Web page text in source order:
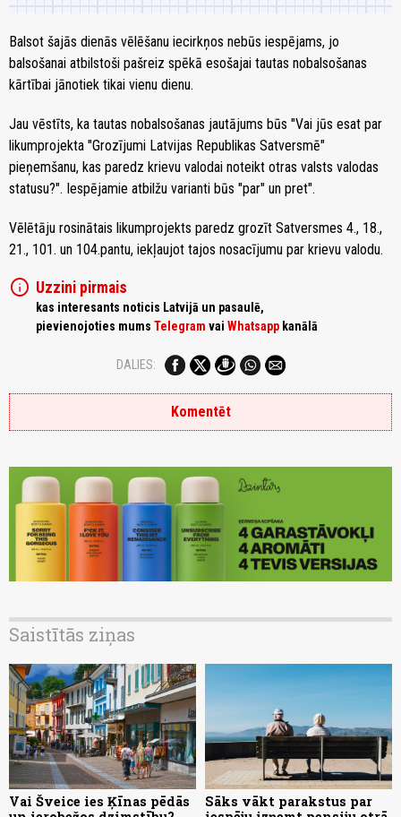
Balsot šajās dienās vēlēšanu iecirkņos nebūs iespējams, jo
balsošanai atbilstoši pašreiz spēkā esošajai tautas nobalsošanas
kārtībai jānotiek tikai vienu dienu.
Jau vēstīts, ka tautas nobalsošanas jautājums būs "Vai jūs esat par
likumprojekta "Grozījumi Latvijas Republikas Satversmē"
pieņemšanu, kas paredz krievu valodai noteikt otras valsts valodas
statusu?". Iespējamie atbilžu varianti būs "par" un pret".
Vēlētāju rosinātais likumprojekts paredz grozīt Satversmes 4., 18.,
21., 101. un 104.pantu, iekļaujot tajos nosacījumu par krievu valodu.
info Uzzini pirmais
kas interesants noticis Latvijā un pasaulē,
pievienojoties mums Telegram vai Whatsapp kanālā
DALIES:
Komentēt
Saistītās ziņas
Vai Šveice ies Ķīnas pēdās
Sāks vākt parakstus par